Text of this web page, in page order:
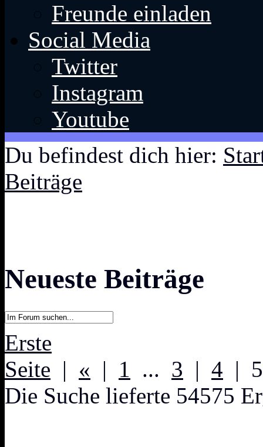
Freunde einladen
Social Media
Twitter
Instagram
Youtube
Du befindest dich hier:
Beiträge
Neueste Beiträge
Erste
Seite | « | 1 ... 3 | 4 |
Die Suche lieferte 54575